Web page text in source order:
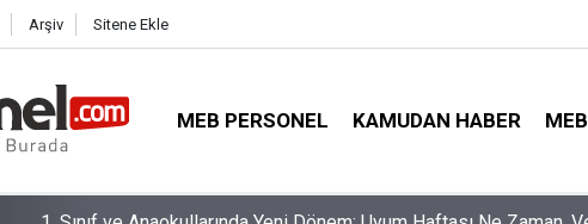
Arşiv Sitene Ekle
MEB PERSONEL KAMUDAN HABER MEB